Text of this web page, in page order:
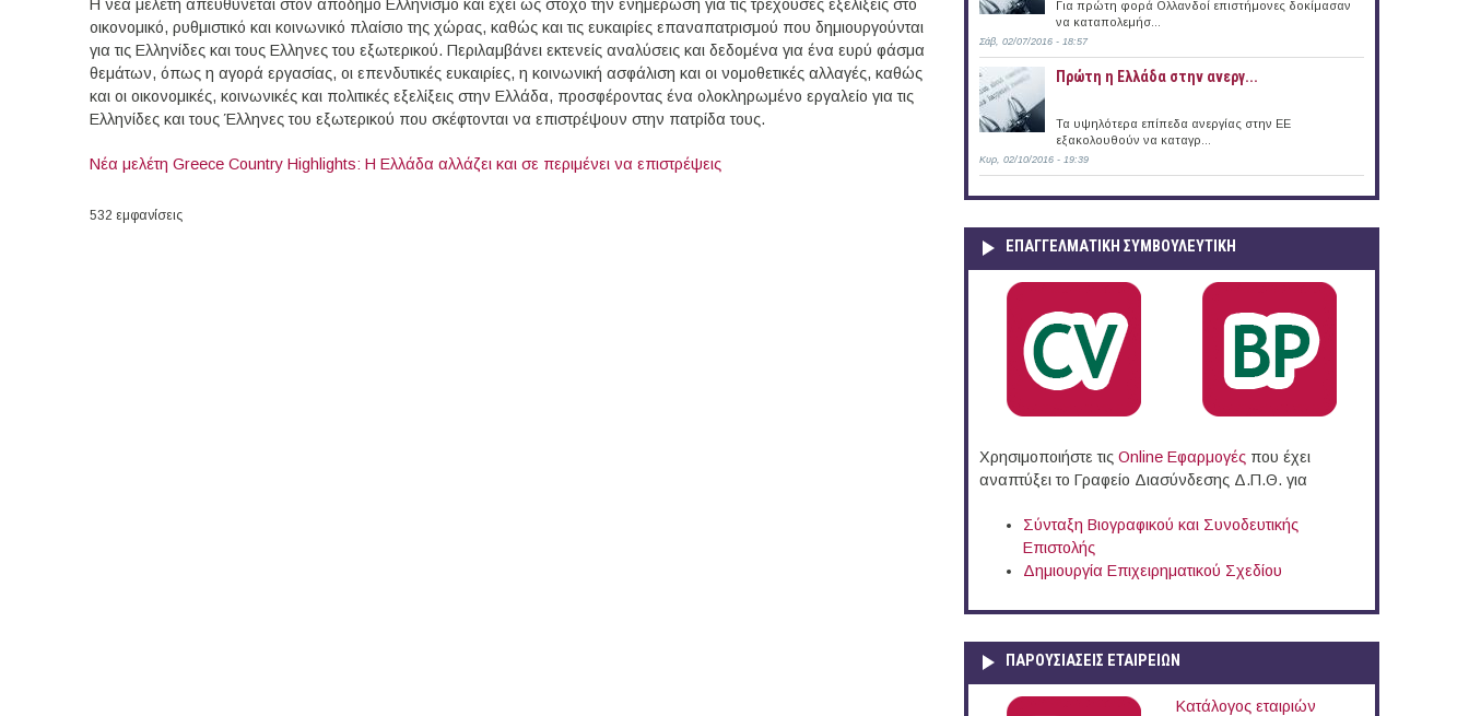
Η νέα μελέτη απευθύνεται στον απόδημο Ελληνισμό και έχει ως στόχο την ενημέρωση για τις τρέχουσες εξελίξεις στο
οικονομικό, ρυθμιστικό και κοινωνικό πλαίσιο της χώρας, καθώς και τις ευκαιρίες επαναπατρισμού που δημιουργούνται
για τις Ελληνίδες και τους Ελληνες του εξωτερικού. Περιλαμβάνει εκτενείς αναλύσεις και δεδομένα για ένα ευρύ φάσμα
θεμάτων, όπως η αγορά εργασίας, οι επενδυτικές ευκαιρίες, η κοινωνική ασφάλιση και οι νομοθετικές αλλαγές, καθώς
και οι οικονομικές, κοινωνικές και πολιτικές εξελίξεις στην Ελλάδα, προσφέροντας ένα ολοκληρωμένο εργαλείο για τις
Ελληνίδες και τους Έλληνες του εξωτερικού που σκέφτονται να επιστρέψουν στην πατρίδα τους.
Νέα μελέτη Greece Country Highlights: Η Ελλάδα αλλάζει και σε περιμένει να επιστρέψεις
532 εμφανίσεις
Για πρώτη φορά Ολλανδοί επιστήμονες δοκίμασαν
να καταπολεμήσ...
Σάβ, 02/07/2016 - 18:57
Πρώτη η Ελλάδα στην ανεργ...
Τα υψηλότερα επίπεδα ανεργίας στην ΕΕ
εξακολουθούν να καταγρ...
Κυρ, 02/10/2016 - 19:39
ΕΠΑΓΓΕΛΜΑΤΙΚΉ ΣΥΜΒΟΥΛΕΥΤΙΚΉ
Χρησιμοποιήστε τις Online Eφαρμογές που έχει
αναπτύξει το Γραφείο Διασύνδεσης Δ.Π.Θ. για
Σύνταξη Βιογραφικού και Συνοδευτικής
Επιστολής
Δημιουργία Επιχειρηματικού Σχεδίου
ΠΑΡΟΥΣΙΆΣΕΙΣ ΕΤΑΙΡΕΙΏΝ
Κατάλογος εταιριών